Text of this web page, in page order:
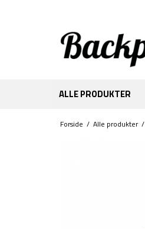
ALLE PRODUKTER
Forside / Alle produkter/